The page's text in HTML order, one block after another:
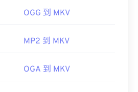
OGG 到 MKV
MP2 到 MKV
OGA 到 MKV